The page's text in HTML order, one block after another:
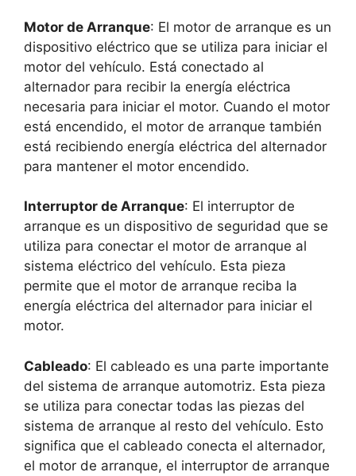
Motor de Arranque: El motor de arranque es un
dispositivo eléctrico que se utiliza para iniciar el
motor del vehículo. Está conectado al
alternador para recibir la energía eléctrica
necesaria para iniciar el motor. Cuando el motor
está encendido, el motor de arranque también
está recibiendo energía eléctrica del alternador
para mantener el motor encendido.
Interruptor de Arranque: El interruptor de
arranque es un dispositivo de seguridad que se
utiliza para conectar el motor de arranque al
sistema eléctrico del vehículo. Esta pieza
permite que el motor de arranque reciba la
energía eléctrica del alternador para iniciar el
motor.
Cableado: El cableado es una parte importante
del sistema de arranque automotriz. Esta pieza
se utiliza para conectar todas las piezas del
sistema de arranque al resto del vehículo. Esto
significa que el cableado conecta el alternador,
el motor de arranque, el interruptor de arranque